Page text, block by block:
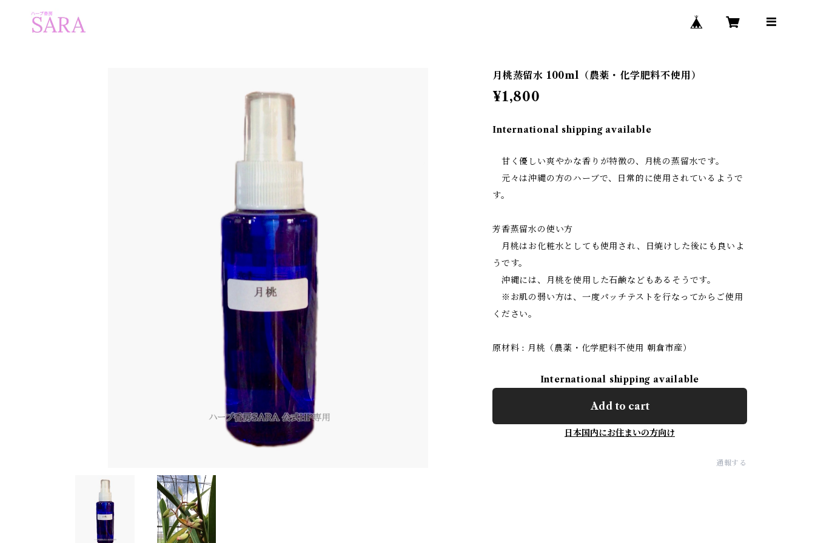
月桃蒸留水 100ml（農薬・化学肥料不使用）
¥1,800
International shipping available
甘く優しい爽やかな香りが特徴の、月桃の蒸留水です。
元々は沖縄の方のハーブで、日常的に使用されているようで
す。
芳香蒸留水の使い方
月桃はお化粧水としても使用され、日焼けした後にも良いよ
うです。
沖縄には、月桃を使用した石鹸などもあるそうです。
※お肌の弱い方は、一度パッチテストを行なってからご使用
ください。
原材料 : 月桃（農薬・化学肥料不使用 朝倉市産）
International shipping available
Add to cart
日本国内にお住まいの方向け
通報する